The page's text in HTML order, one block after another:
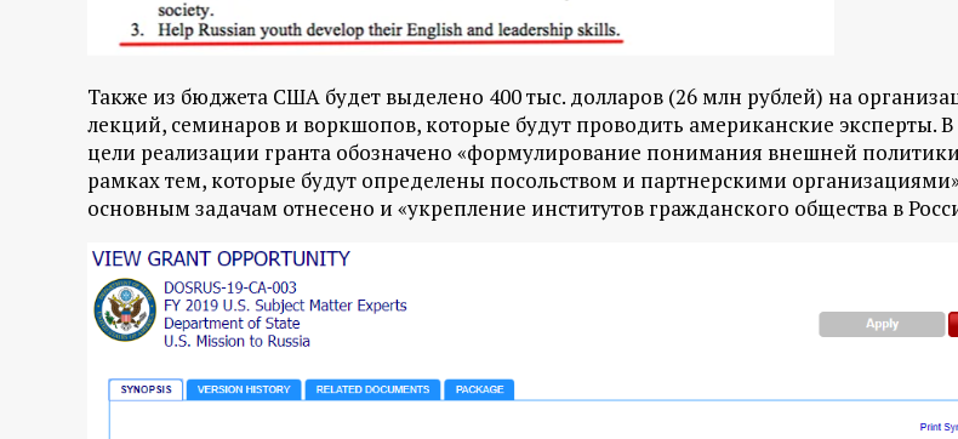
Также из бюджета США будет выделено 400 тыс. долларов (26 млн рублей) на
лекций, семинаров и воркшопов, которые будут проводить американские эксперты. В
цели реализации гранта обозначено «формулирование понимания внешней
рамках тем, которые будут определены посольством и партнерскими
основным задачам отнесено и «укрепление институтов гражданского общества в